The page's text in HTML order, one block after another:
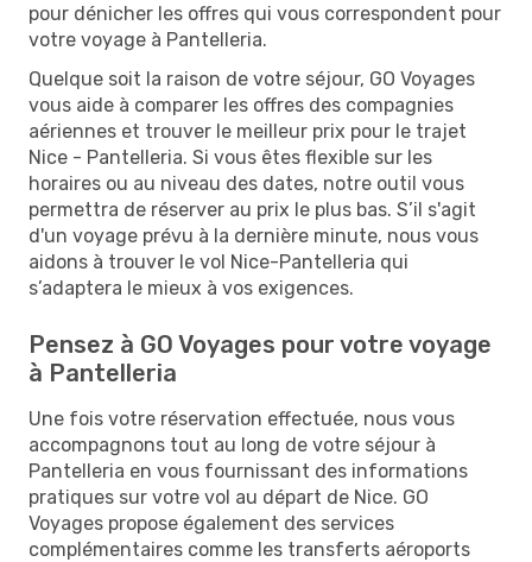
pour dénicher les offres qui vous correspondent pour
votre voyage à Pantelleria.
Quelque soit la raison de votre séjour, GO Voyages
vous aide à comparer les offres des compagnies
aériennes et trouver le meilleur prix pour le trajet
Nice - Pantelleria. Si vous êtes flexible sur les
horaires ou au niveau des dates, notre outil vous
permettra de réserver au prix le plus bas. S’il s'agit
d'un voyage prévu à la dernière minute, nous vous
aidons à trouver le vol Nice-Pantelleria qui
s’adaptera le mieux à vos exigences.
Pensez à GO Voyages pour votre voyage
à Pantelleria
Une fois votre réservation effectuée, nous vous
accompagnons tout au long de votre séjour à
Pantelleria en vous fournissant des informations
pratiques sur votre vol au départ de Nice. GO
Voyages propose également des services
complémentaires comme les transferts aéroports